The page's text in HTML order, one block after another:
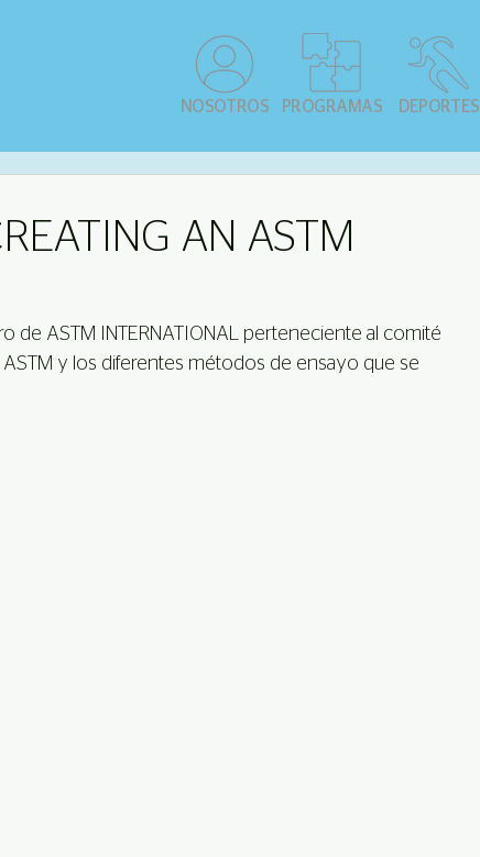
NOSOTROS PROGRAMAS DEPORTES
AN ASTM
de ASTM INTERNATIONAL perteneciente al comité
y los diferentes métodos de ensayo que se